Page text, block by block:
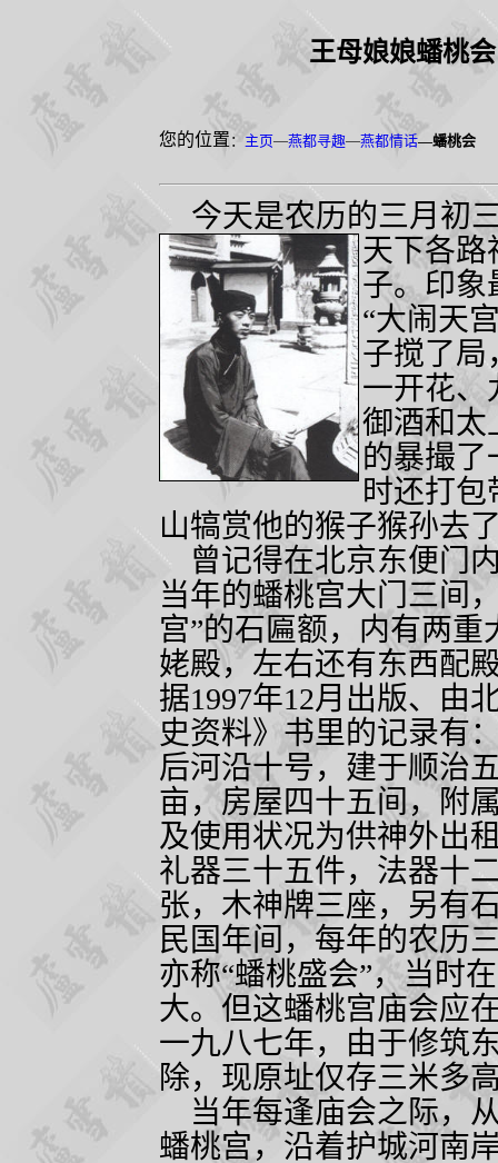
王母娘娘蟠桃会
您的位置 ： 主页—燕都寻趣—燕都情话—蟠桃会
今天是农历的三月初
天下各路
子。印象
“大闹天
子搅了局
一开花、
御酒和太
的暴撮了
时还打
山犒赏他的猴子猴孙去
曾记得在北京东便门
当年的蟠桃宫大门三间
宫”的石匾额，内有两
姥殿，左右还有东西配
据1997年12月出版、由
史资料》书里的记录有
后河沿十号，建于顺治
亩，房屋四十五间，附
及使用状况为供神外出
礼器三十五件，法器十
张，木神牌三座，另有
民国年间，每年的农历
亦称“蟠桃盛会”，当时
大。但这蟠桃宫庙会应
一九八七年，由于修筑
除，现原址仅存三米多
当年每逢庙会之际，
蟠桃宫，沿着护城河南